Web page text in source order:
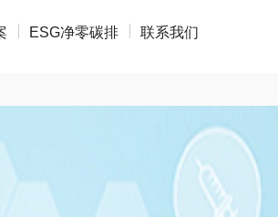
ESG净零碳排 联系我们
行业解决方案